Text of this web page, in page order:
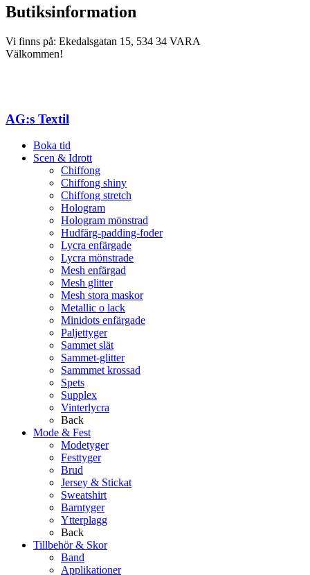
Butiksinformation
Vi finns på: Ekedalsgatan 15, 534 34 VARA
Välkommen!
AG:s Textil
Boka tid
Scen & Idrott
Chiffong
Chiffong shiny
Chiffong stretch
Hologram
Hologram mönstrad
Hudfärg-padding-foder
Lycra enfärgade
Lycra mönstrade
Mesh enfärgad
Mesh glitter
Mesh stora maskor
Metallic o lack
Minidots enfärgade
Paljettyger
Sammet slät
Sammet-glitter
Sammmet krossad
Spets
Supplex
Vinterlycra
Back
Mode & Fest
Modetyger
Festtyger
Brud
Jersey & Stickat
Sweatshirt
Barntyger
Ytterplagg
Back
Tillbehör & Skor
Band
Applikationer